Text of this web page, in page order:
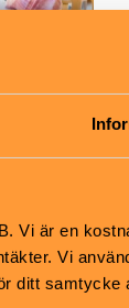
Vi är en
Vi
ditt samtycke